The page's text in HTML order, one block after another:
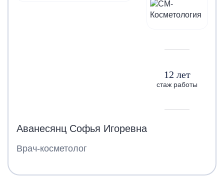
12 лет
стаж работы
Аванесянц Софья Игоревна
Врач-косметолог